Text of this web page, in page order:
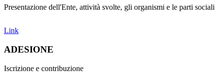
Presentazione dell'Ente, attività svolte, gli organismi e le parti sociali
Link
ADESIONE
Iscrizione e contribuzione